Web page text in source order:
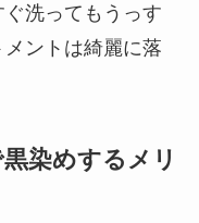
洗ってもうっす
ントは綺麗に落
染めするメリ